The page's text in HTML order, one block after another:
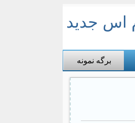
اس جدید
برگه نمونه